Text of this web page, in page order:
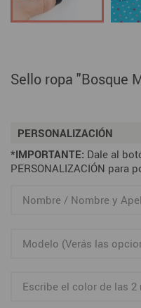
Sello ropa "Bosque
PERSONALIZACIÓN
*IMPORTANTE: Dale al
PERSONALIZACIÓN para